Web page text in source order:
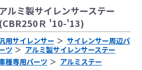
アルミ製サイレンサーステー
(CBR250Ｒ '10-'13)
用サイレンサー
サイレンサー周辺パ
ツ
アルミ製サイレンサーステー
種専用パーツ
アルミステー